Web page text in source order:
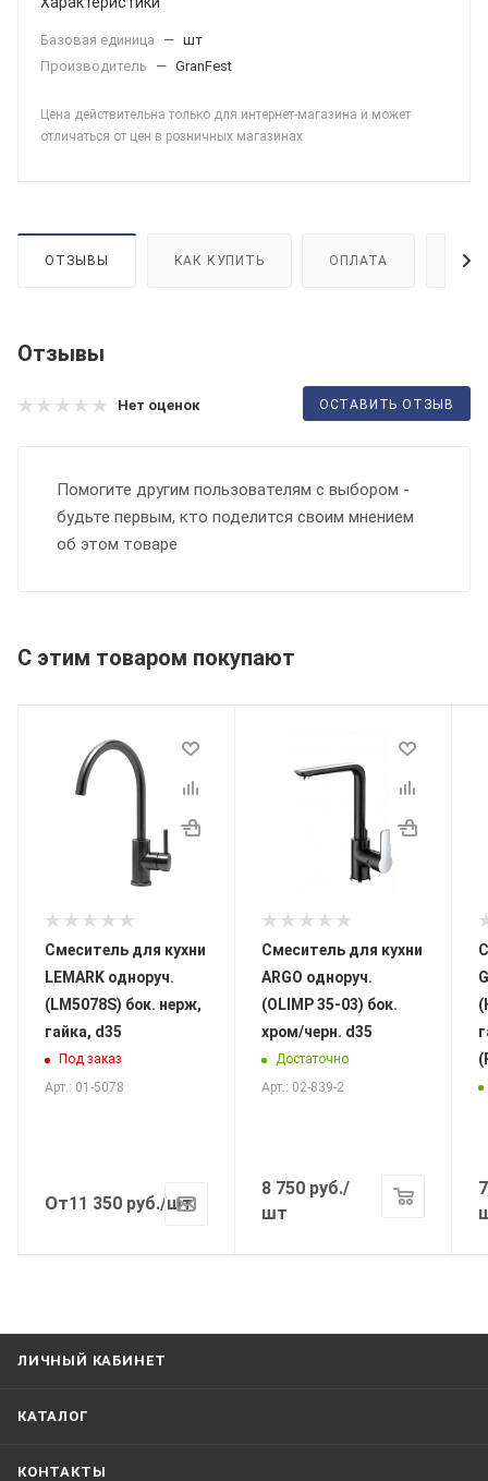
Базовая единица — шт
Производитель
— GranFest
Цена действительна только для интернет-магазина и может
отличаться от цен в розничных магазинах
ОТЗЫВЫ КАК КУПИТЬ ОПЛАТА
Отзывы
Нет оценок ОСТАВИТЬ ОТЗЫВ
Помогите другим пользователям с выбором -
будьте первым, кто поделится своим мнением
об этом товаре
С этим товаром покупают
Смеситель для кухни
LEMARK одноруч.
(LM5078S) бок. нерж,
гайка, d35
Под заказ
Арт.: 01-5078
От11 350 руб./шт
Смеситель для кухни
ARGO одноруч.
(OLIMP 35-03) бок.
хром/черн. d35
Достаточно
Арт.: 02-839-2
8 750 руб./
шт
ЛИЧНЫЙ КАБИНЕТ
КАТАЛОГ
КОНТАКТЫ